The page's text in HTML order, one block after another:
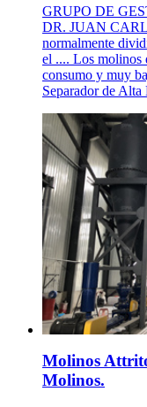
GRUPO DE
DR. JUAN
normalmente
el .... Los molinos
consumo y muy
Separador de
Molinos
Molinos.